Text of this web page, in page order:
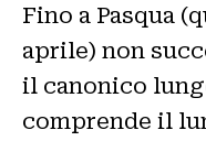
Fino a Pasqua
aprile) non
il canonico
comprende il